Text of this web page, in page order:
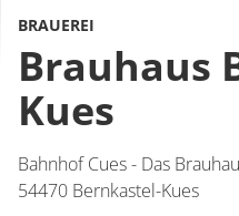
BRAUEREI
Brauhaus
Kues
Bahnhof Cues - Das
54470 Bernkastel-Kues